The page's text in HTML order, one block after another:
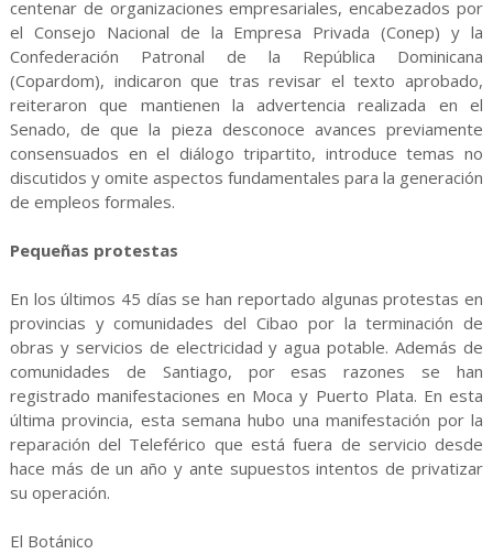
centenar de organizaciones empresariales, encabezados por
el Consejo Nacional de la Empresa Privada (Conep) y la
Confederación Patronal de la República Dominicana
(Copardom), indicaron que tras revisar el texto aprobado,
reiteraron que mantienen la advertencia realizada en el
Senado, de que la pieza desconoce avances previamente
consensuados en el diálogo tripartito, introduce temas no
discutidos y omite aspectos fundamentales para la generación
de empleos formales.
Pequeñas protestas
En los últimos 45 días se han reportado algunas protestas en
provincias y comunidades del Cibao por la terminación de
obras y servicios de electricidad y agua potable. Además de
comunidades de Santiago, por esas razones se han
registrado manifestaciones en Moca y Puerto Plata. En esta
última provincia, esta semana hubo una manifestación por la
reparación del Teleférico que está fuera de servicio desde
hace más de un año y ante supuestos intentos de privatizar
su operación.
El Botánico